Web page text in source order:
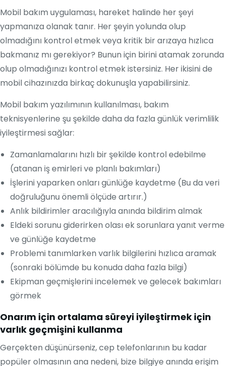
Mobil bakım uygulaması, hareket halinde her şeyi
yapmanıza olanak tanır. Her şeyin yolunda olup
olmadığını kontrol etmek veya kritik bir arızaya hızlıca
bakmanız mı gerekiyor? Bunun için birini atamak zorunda
olup olmadığınızı kontrol etmek istersiniz. Her ikisini de
mobil cihazınızda birkaç dokunuşla yapabilirsiniz.
Mobil bakım yazılımının kullanılması, bakım
teknisyenlerine şu şekilde daha da fazla günlük verimlilik
iyileştirmesi sağlar:
Zamanlamalarını hızlı bir şekilde kontrol edebilme
(atanan iş emirleri ve planlı bakımları)
İşlerini yaparken onları günlüğe kaydetme (Bu da veri
doğruluğunu önemli ölçüde artırır.)
Anlık bildirimler aracılığıyla anında bildirim almak
Eldeki sorunu giderirken olası ek sorunlara yanıt verme
ve günlüğe kaydetme
Problemi tanımlarken varlık bilgilerini hızlıca aramak
(sonraki bölümde bu konuda daha fazla bilgi)
Ekipman geçmişlerini incelemek ve gelecek bakımları
görmek
Onarım için ortalama süreyi iyileştirmek için
varlık geçmişini kullanma
Gerçekten düşünürseniz, cep telefonlarının bu kadar
popüler olmasının ana nedeni, bize bilgiye anında erişim